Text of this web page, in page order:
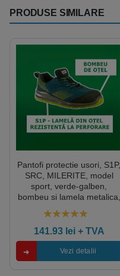
PRODUSE SIMILARE
Pantofi protectie usori, S1P,
SRC, MILERITE, model
sport, verde-galben,
bombeu si lamela metalica,
Coverguard
141.93 lei+ TVA
Vezi detalii